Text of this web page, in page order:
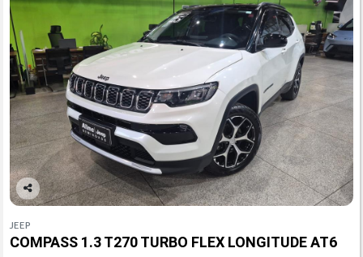
Co
arti
lhe
JEEP
COMPASS 1.3 T270 TURBO FLEX LONGITUDE AT6